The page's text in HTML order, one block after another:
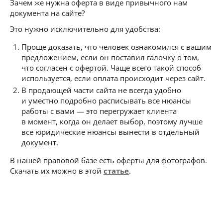
Зачем же нужна оферта в виде привычного нам
документа на сайте?
Это нужно исключительно для удобства:
Проще доказать, что человек ознакомился с вашим
предложением, если он поставил галочку о том,
что согласен с офертой. Чаще всего такой способ
используется, если оплата происходит через сайт.
В продающей части сайта не всегда удобно
и уместно подробно расписывать все нюансы
работы с вами — это перегружает клиента
в момент, когда он делает выбор, поэтому лучше
все юридические нюансы вынести в отдельный
документ.
В нашей правовой базе есть оферты для фотографов.
Скачать их можно в этой статье.